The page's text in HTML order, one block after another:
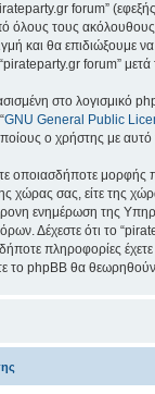
forum” (εφεξής
όλους τους
και θα επιδιώξουμε
forum”
στο λογισμικό
GNU General Public
ο χρήστης με
οποιασδήποτε μορφής
χώρας σας, είτε της
ενημέρωση της
Δέχεστε ότι το
πληροφορίες
το phpBB θα